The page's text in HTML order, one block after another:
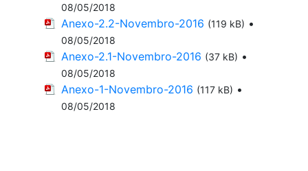
08/05/2018
Anexo-2.2-Novembro-2016 (119 kB) •
08/05/2018
Anexo-2.1-Novembro-2016 (37 kB) •
08/05/2018
Anexo-1-Novembro-2016 (117 kB) •
08/05/2018